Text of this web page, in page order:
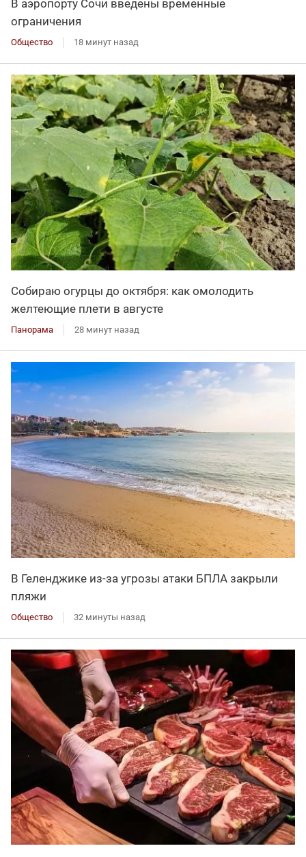
В аэропорту Сочи введены временные
ограничения
Общество 18 минут назад
Собираю огурцы до октября: как омолодить
желтеющие плети в августе
Панорама 28 минут назад
В Геленджике из-за угрозы атаки БПЛА закрыли
пляжи
Общество 32 минуты назад